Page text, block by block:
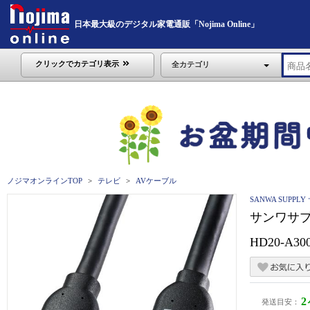
日本最大級のデジタル家電通販「Nojima Online」
クリックでカテゴリ表示 全カテゴリ
ノジマオンラインTOP テレビ AVケーブル
SANWA
サンワサ
HD20-
発送目安： 2